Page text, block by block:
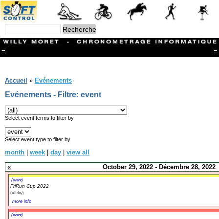
= =
Branches
CONTACT
Ski ALPIN
Triathlon
Ski Nordique
Courses à pieds
Athlétisme
Slalom In-Line
Caisse à savon
Coupe "Journal La Gruyère"
Hippisme
Marche
Archives
Accueil » Evénements
Evénements - Filtre: event
Select event terms to filter by
Select event type to filter by
month | week | day | view all
«
October 29, 2022 - Décembre 28, 2022
(event)
FriRun Cup 2022
(all day)
more info
(event)